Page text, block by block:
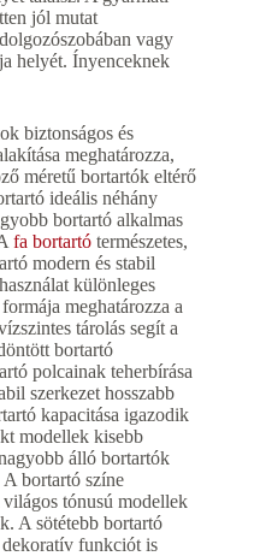
jól mutat
vagy
helyét. Ínyenceknek
biztonságos és
meghatározza,
méretű bortartók eltérő
ideális néhány
bortartó alkalmas
fa bortartó természetes,
modern és stabil
különleges
meghatározza a
tárolás segít a
bortartó
polcainak teherbírása
szerkezet hosszabb
kapacitása igazodik
modellek kisebb
álló bortartók
bortartó színe
tónusú modellek
A sötétebb bortartó
dekoratív funkciót is